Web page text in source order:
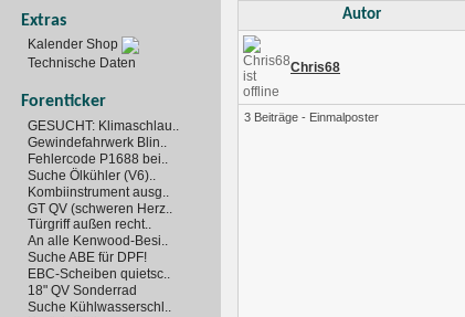
Extras
Kalender Shop
Technische Daten
Forenticker
GESUCHT: Klimaschlau..
Gewindefahrwerk Blin..
Fehlercode P1688 bei..
Suche Ölkühler (V6)..
Kombiinstrument ausg..
GT QV (schweren Herz..
Türgriff außen recht..
An alle Kenwood-Besi..
Suche ABE für DPF!
EBC-Scheiben quietsc..
18" QV Sonderrad
Suche Kühlwasserschl..
Autor
Chris68
3 Beiträge - Einmalposter